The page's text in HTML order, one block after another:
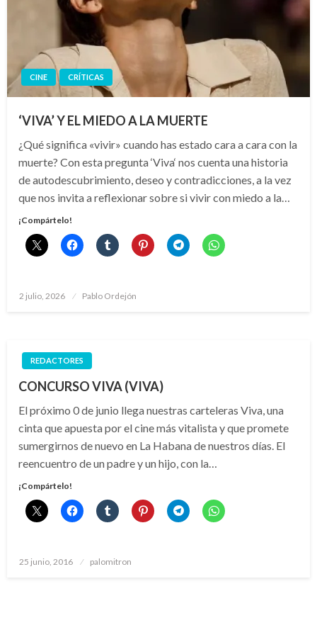
CINE CRÍTICAS
‘VIVA’ Y EL MIEDO A LA MUERTE
¿Qué significa «vivir» cuando has estado cara a cara con la
muerte? Con esta pregunta ‘Viva‘ nos cuenta una historia
de autodescubrimiento, deseo y contradicciones, a la vez
que nos invita a reflexionar sobre si vivir con miedo a la…
¡Compártelo!
Publicado
2 julio, 2026 Pablo Ordejón
REDACTORES
CONCURSO VIVA (VIVA)
El próximo 0 de junio llega nuestras carteleras Viva, una
cinta que apuesta por el cine más vitalista y que promete
sumergirnos de nuevo en La Habana de nuestros días. El
reencuentro de un padre y un hijo, con la…
¡Compártelo!
Publicado
25 junio, 2016 palomitron